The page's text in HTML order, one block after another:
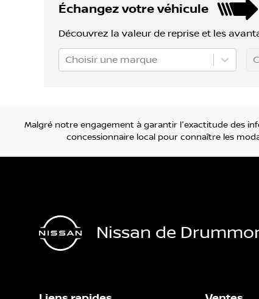
Échangez votre véhicule
Découvrez la valeur de reprise et les
Choisir une marque
Malgré notre engagement à garantir l'exactitude des
concessionnaire local pour connaître les
Nissan de